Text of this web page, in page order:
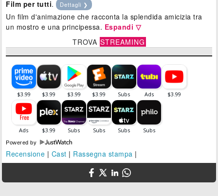
Film per tutti. Dettagli ❯
Un film d'animazione che racconta la splendida amicizia tra
un mostro e una principessa. Espandi ▽
TROVA STREAMING
Powered by
Recensione | Cast | Rassegna stampa |